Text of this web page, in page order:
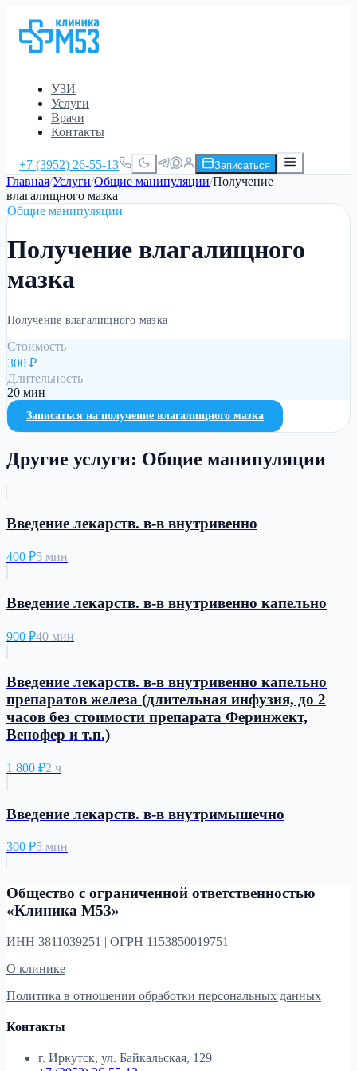
УЗИ
Услуги
Врачи
Контакты
+7 (3952) 26-55-13 Записаться
Главная/Услуги/Общие манипуляции/Получение
влагалищного мазка
Общие манипуляции
Получение влагалищного
мазка
Получение влагалищного мазка
Стоимость
300 ₽
Длительность
20 мин
Записаться на получение влагалищного мазка
Другие услуги: Общие манипуляции
Введение лекарств. в-в внутривенно
400 ₽5 мин
Введение лекарств. в-в внутривенно капельно
900 ₽40 мин
Введение лекарств. в-в внутривенно капельно
препаратов железа (длительная инфузия, до 2
часов без стоимости препарата Феринжект,
Венофер и т.п.)
1 800 ₽2 ч
Введение лекарств. в-в внутримышечно
300 ₽5 мин
Общество с ограниченной ответственностью
«Клиника М53»
ИНН 3811039251 | ОГРН 1153850019751
О клинике
Политика в отношении обработки персональных данных
Контакты
г. Иркутск, ул. Байкальская, 129